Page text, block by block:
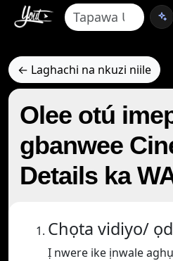
← Laghachi na nkuzi niile
Olee otú
gbanwee
Details ka
Chọta vidiyo/
Ị nwere ike ịnwale